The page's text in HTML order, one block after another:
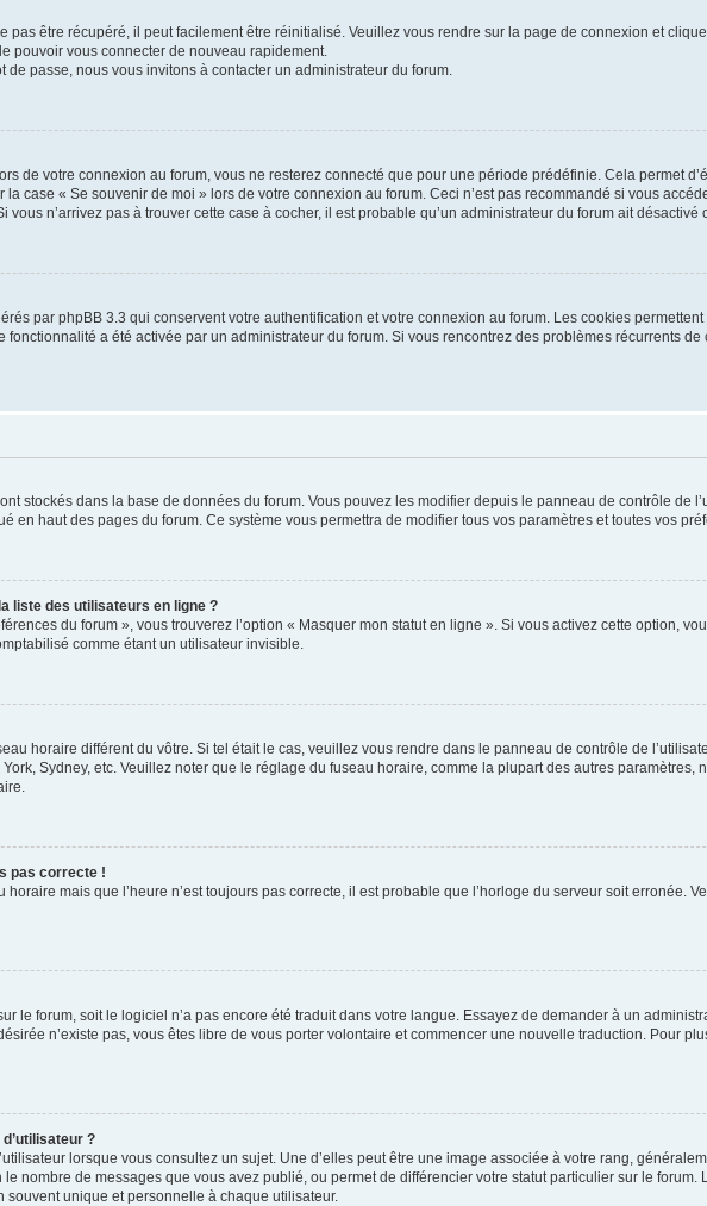
être récupéré, il peut facilement être réinitialisé. Veuillez vous rendre sur la page de connexion et
pouvoir vous connecter de nouveau rapidement.
passe, nous vous invitons à contacter un administrateur du forum.
de votre connexion au forum, vous ne resterez connecté que pour une période prédéfinie. Cela permet
la case « Se souvenir de moi » lors de votre connexion au forum. Ceci n’est pas recommandé si vous
n’arrivez pas à trouver cette case à cocher, il est probable qu’un administrateur du forum ait désactivé
par phpBB 3.3 qui conservent votre authentification et votre connexion au forum. Les cookies
fonctionnalité a été activée par un administrateur du forum. Si vous rencontrez des problèmes récurrents
stockés dans la base de données du forum. Vous pouvez les modifier depuis le panneau de contrôle de
en haut des pages du forum. Ce système vous permettra de modifier tous vos paramètres et toutes vos
liste des utilisateurs en ligne ?
du forum », vous trouverez l’option « Masquer mon statut en ligne ». Si vous activez cette option,
comme étant un utilisateur invisible.
horaire différent du vôtre. Si tel était le cas, veuillez vous rendre dans le panneau de contrôle de
Sydney, etc. Veuillez noter que le réglage du fuseau horaire, comme la plupart des autres paramètres,
pas correcte !
mais que l’heure n’est toujours pas correcte, il est probable que l’horloge du serveur soit erronée.
le forum, soit le logiciel n’a pas encore été traduit dans votre langue. Essayez de demander à un
n’existe pas, vous êtes libre de vous porter volontaire et commencer une nouvelle traduction. Pour
?
lorsque vous consultez un sujet. Une d’elles peut être une image associée à votre rang,
nombre de messages que vous avez publié, ou permet de différencier votre statut particulier sur le forum.
unique et personnelle à chaque utilisateur.